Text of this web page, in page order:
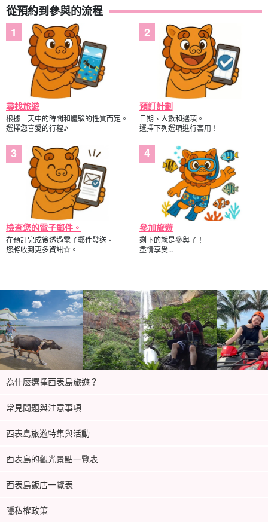
免費照片資料贈品
參觀期間，導遊會免費為您拍照並提供資料。盡情享受活動的樂
從預約到參與的流程
尋找旅遊
根據一天中的時間和體驗的性質而定。
選擇您喜愛的行程♪
預訂計劃
日期、人數和選項。
選擇下列選項進行套用！
檢查您的電子郵件。
在預訂完成後透過電子郵件發送。
您將收到更多資訊☆。
參加旅遊
剩下的就是參與了！
盡情享受...
為什麼選擇西表島旅遊？
常見問題與注意事項
西表島旅遊特集與活動
西表島的觀光景點一覽表
西表島飯店一覽表
隱私權政策